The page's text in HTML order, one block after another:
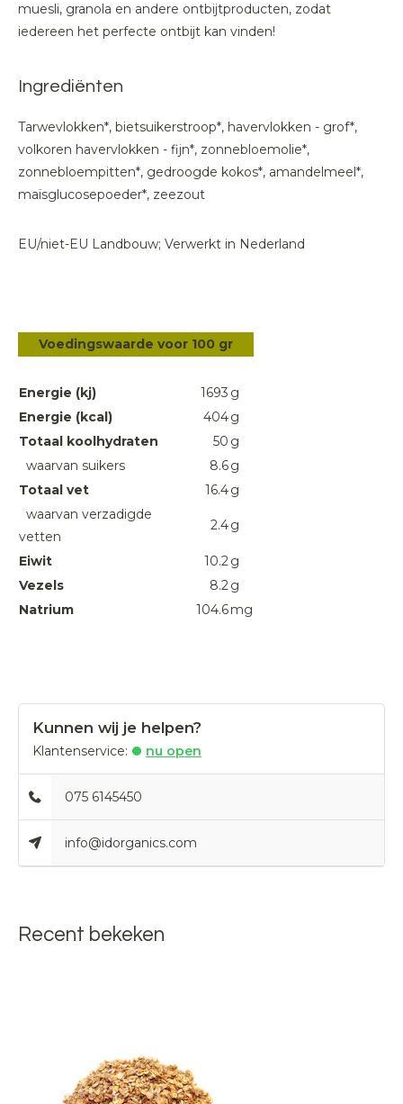
muesli, granola en andere ontbijtproducten, zodat
iedereen het perfecte ontbijt kan vinden!
Ingrediënten
Tarwevlokken*, bietsuikerstroop*, havervlokken - grof*,
volkoren havervlokken - fijn*, zonnebloemolie*,
zonnebloempitten*, gedroogde kokos*, amandelmeel*,
maïsglucosepoeder*, zeezout
EU/niet-EU Landbouw; Verwerkt in Nederland
Voedingswaarde voor 100 gr
Energie (kj) 1693 g
Energie (kcal)
404g
Totaal koolhydraten
50 g
waarvan suikers
8.6g
Totaal vet
16.4g
waarvan verzadigde
vetten
2.4g
Eiwit 10.2g
Vezels
8.2g
Natrium
104.6mg
Kunnen wij je helpen?
Klantenservice: nu open
075 6145450
info@idorganics.com
Recent bekeken